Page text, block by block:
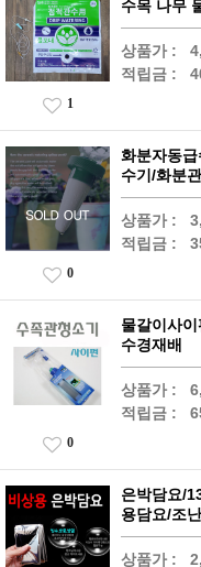
수목 나무
상품가 :
적립금 :
1
화분자동
수기/화분
상품가 :
적립금 :
0
물갈이사
수경재배
상품가 :
적립금 :
0
은박담요/
용담요/조
상품가 :